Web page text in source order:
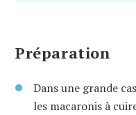
Préparation
Dans une grande
les macaronis à